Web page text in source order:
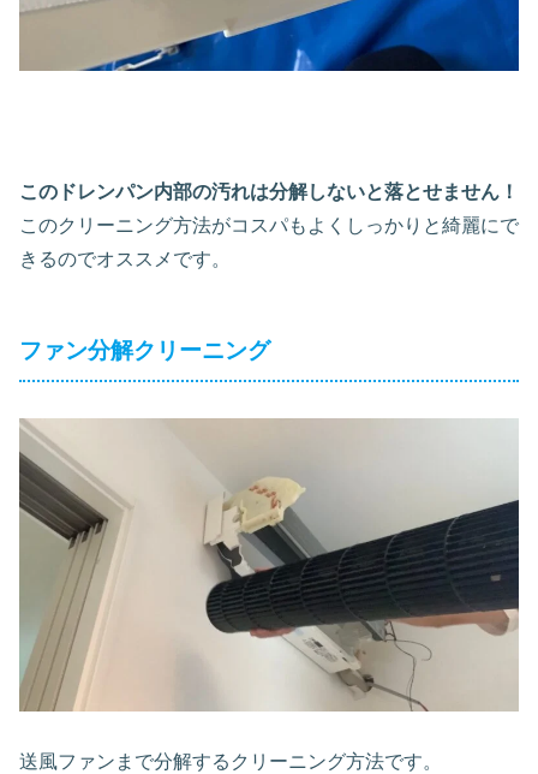
このドレンパン内部の汚れは分解しないと落とせません！
このクリーニング方法がコスパもよくしっかりと綺麗にで
きるのでオススメです。
ファン分解クリーニング
送風ファンまで分解するクリーニング方法です。